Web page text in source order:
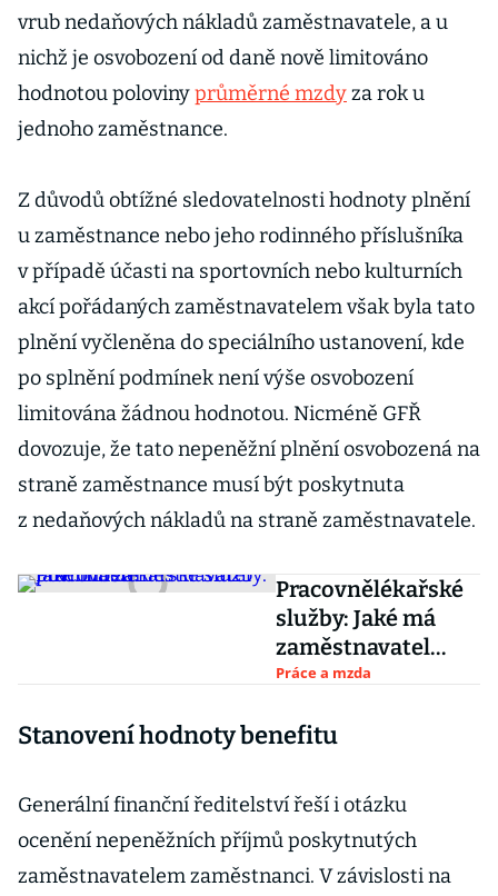
vrub nedaňových nákladů zaměstnavatele, a u
nichž je osvobození od daně nově limitováno
hodnotou polovinyprůměrné mzdyza rok u
jednoho zaměstnance.
Z důvodů obtížné sledovatelnosti hodnoty plnění
u zaměstnance nebo jeho rodinného příslušníka
v případě účasti na sportovních nebo kulturních
akcí pořádaných zaměstnavatelem však byla tato
plnění vyčleněna do speciálního ustanovení, kde
po splnění podmínek není výše osvobození
limitována žádnou hodnotou. Nicméně GFŘ
dovozuje, že tato nepeněžní plnění osvobozená na
straně zaměstnance musí být poskytnuta
z nedaňových nákladů na straně zaměstnavatele.
Pracovnělékařské
služby: Jaké má
zaměstnavatel
povinnosti?
Práce a mzda
Stanovení hodnoty benefitu
Generální finanční ředitelství řeší i otázku
ocenění nepeněžních příjmů poskytnutých
zaměstnavatelem zaměstnanci. V závislosti na